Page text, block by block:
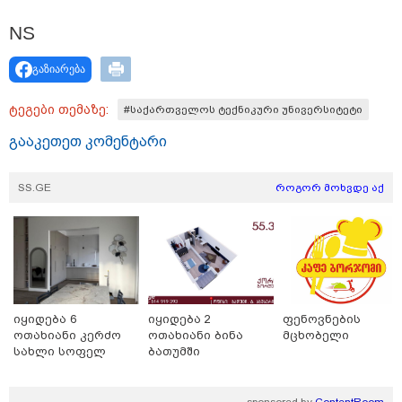
20%-ის ოკუპაცია და
ვიღებთ ხალხისგან" - რას წერს
ადვოკატი ტარიელ კაკაბაძე
NS
გაზიარება
ტეგები თემაზე: #საქართველოს ტექნიკური უნივერსიტეტი
გააკეთეთ კომენტარი
SS.GE როგორ მოხვდე აქ
იყიდება 6
ოთახიანი კერძო
სახლი სოფელ
იყიდება 2
ოთახიანი ბინა
ბათუმში
ფენოვნების
მცხობელი